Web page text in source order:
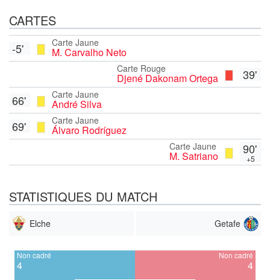
CARTES
Carte Jaune
M. Carvalho Neto
-5'
39'
Carte Rouge
Djené Dakonam Ortega
Carte Jaune
André Silva
66'
Carte Jaune
Álvaro Rodríguez
69'
90'
+5
Carte Jaune
M. Satriano
STATISTIQUES DU MATCH
Elche Getafe
Non cadré
4
Non cadré
4